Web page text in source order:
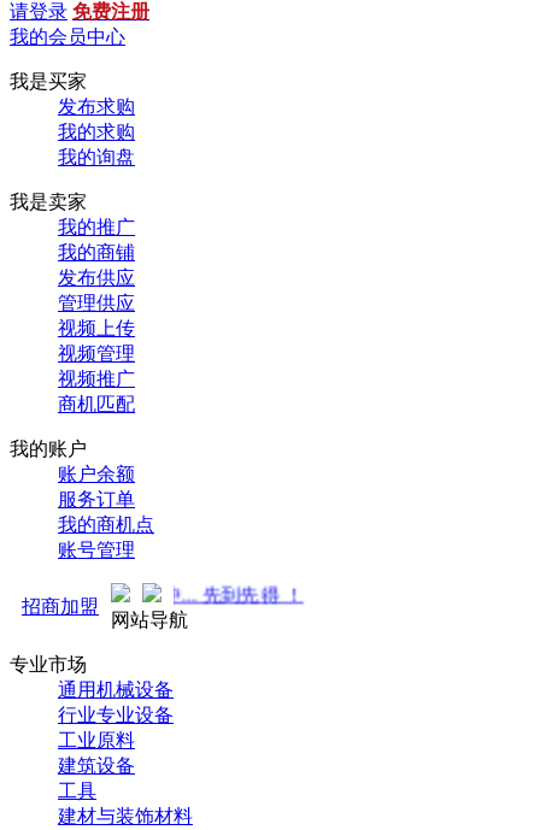
请登录 免费注册
我的会员中心
我是买家
发布求购
我的求购
我的询盘
我是卖家
我的推广
我的商铺
发布供应
管理供应
视频上传
视频管理
视频推广
商机匹配
我的账户
账户余额
服务订单
我的商机点
账号管理
招商加盟
火热招商中... 先到先得 ！
网站导航
专业市场
通用机械设备
行业专业设备
工业原料
建筑设备
工具
建材与装饰材料